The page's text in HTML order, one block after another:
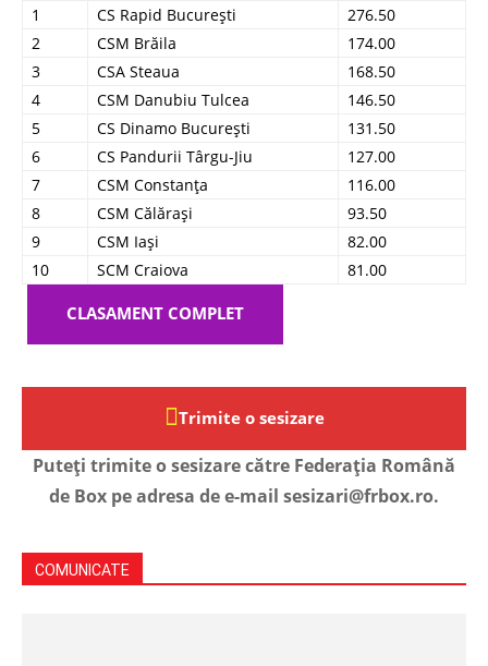
1 CS Rapid București
276.50
2
CSM Brăila
174.00
3
CSA Steaua
168.50
4
CSM Danubiu Tulcea
146.50
5
CS Dinamo București
131.50
6
CS Pandurii Târgu-Jiu
127.00
7
CSM Constanța
116.00
8
CSM Călărași
93.50
9
CSM Iași
82.00
10
SCM Craiova 81.00
CLASAMENT COMPLET
Trimite o sesizare
Puteți trimite o sesizare către Federația Română
de Box pe adresa de e-mail sesizari@frbox.ro.
COMUNICATE